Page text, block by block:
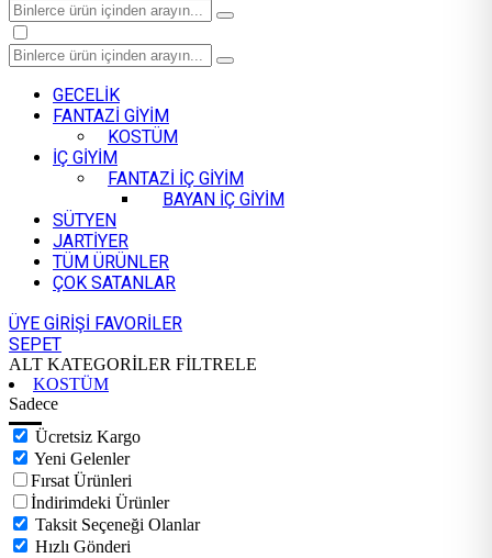
GECELİK
FANTAZİ GİYİM
KOSTÜM
İÇ GİYİM
FANTAZİ İÇ GİYİM
BAYAN İÇ GİYİM
SÜTYEN
JARTİYER
TÜM ÜRÜNLER
ÇOK SATANLAR
ÜYE GİRİŞİ FAVORİLER
SEPET
ALT KATEGORİLER FİLTRELE
KOSTÜM
Sadece
Ücretsiz Kargo
Yeni Gelenler
Fırsat Ürünleri
İndirimdeki Ürünler
Taksit Seçeneği Olanlar
Hızlı Gönderi